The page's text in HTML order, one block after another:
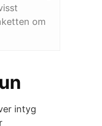
om
intyg